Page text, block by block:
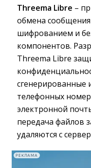
Threema Libre –
обмена
шифрованием и
компонентов.
Threema Libre
сгенерированные
телефонных
электронной
передача файлов
удаляются с
РЕКЛАМА